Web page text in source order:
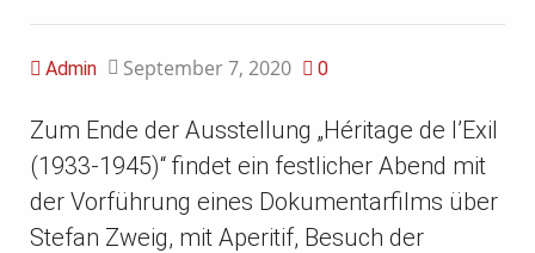
Admin September 7, 2020 0
Zum Ende der Ausstellung „Héritage de l’Exil
(1933-1945)“ findet ein festlicher Abend mit
der Vorführung eines Dokumentarfilms über
Stefan Zweig, mit Aperitif, Besuch der